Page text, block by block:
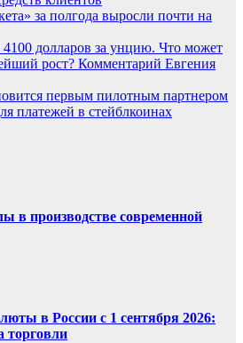
за полгода выросли почти на
долларов за унцию. Что может
рост? Комментарий Евгения
первым пилотным партнером
платежей в стейблкоинах
в производстве современной
в России с 1 сентября 2026:
торговли